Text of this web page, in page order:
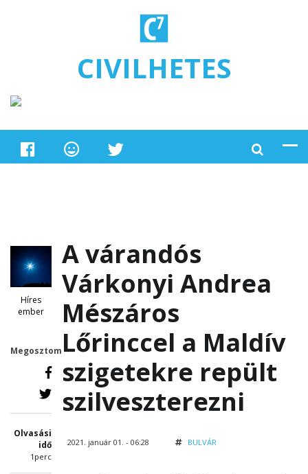
CIVILHETES
Híres
ember
Megosztom
Olvasási
idő
1perc
A várandós
Várkonyi Andrea
Mészáros
Lőrinccel a Maldív
szigetekre repült
szilveszterezni
2021. január 01. - 06:28 BULVÁR